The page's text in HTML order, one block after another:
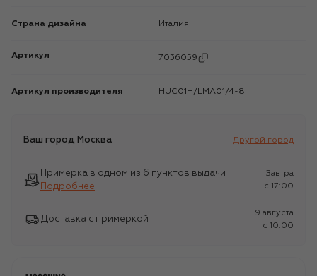
Страна дизайна Италия
Артикул 7036059
Артикул производителя HUC01H/LMA01/4-8
Ваш город Москва Другой город
Примерка в одном из 6 пунктов выдачи
Подробнее
Завтра
c 17:00
Доставка с примеркой
9 августа
c 10:00